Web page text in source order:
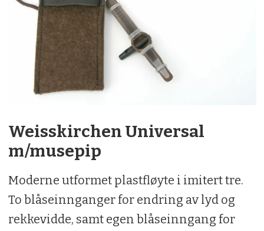
Weisskirchen Universal
m/musepip
Moderne utformet plastfløyte i imitert tre.
To blåseinnganger for endring av lyd og
rekkevidde, samt egen blåseinngang for